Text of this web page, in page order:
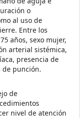
o
al uso de
Entre los
años, sexo mujer,
arterial sistémica,
presencia de
punción.
de
nivel de atención